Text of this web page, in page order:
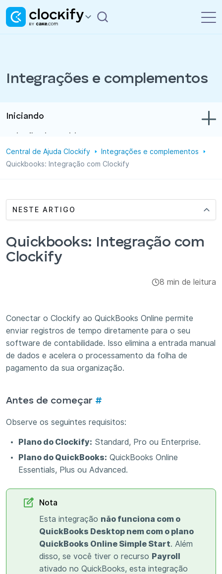
Integrações e complementos
Integrações e complementos
Iniciando
Controle de tempo e despesas
Projetos
Administração
Aplicativos
Central de Ajuda Clockify
Integrações e complementos
Quickbooks: Integração com Clockify
NESTE ARTIGO
Quickbooks: Integração com
Clockify
8 min de leitura
Conectar o Clockify ao QuickBooks Online permite
enviar registros de tempo diretamente para o seu
software de contabilidade. Isso elimina a entrada manual
de dados e acelera o processamento da folha de
pagamento da sua organização.
Antes de começar #
Observe os seguintes requisitos:
Plano do Clockify: Standard, Pro ou Enterprise.
Plano do QuickBooks: QuickBooks Online
Essentials, Plus ou Advanced.
Nota
Esta integração não funciona com o
QuickBooks Desktop nem com o plano
QuickBooks Online Simple Start. Além
disso, se você tiver o recurso Payroll
ativado no QuickBooks, esta integração